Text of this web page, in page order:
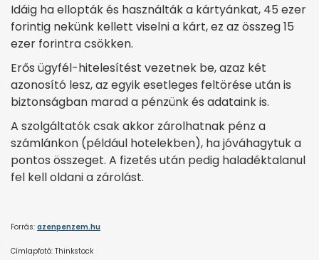
Idáig ha ellopták és használták a kártyánkat, 45 ezer
forintig nekünk kellett viselni a kárt, ez az összeg 15
ezer forintra csökken.
Erős ügyfél-hitelesítést vezetnek be, azaz két
azonosító lesz, az egyik esetleges feltörése után is
biztonságban marad a pénzünk és adataink is.
A szolgáltatók csak akkor zárolhatnak pénz a
számlánkon (például hotelekben), ha jóváhagytuk a
pontos összeget. A fizetés után pedig haladéktalanul
fel kell oldani a zárolást.
Forrás: azenpenzem.hu
Címlapfotó: Thinkstock